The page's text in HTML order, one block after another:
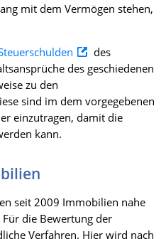
mit dem Vermögen stehen,
des
des geschiedenen
zu den
sind im dem vorgegebenen
einzutragen, damit die
kann.
seit 2009 Immobilien nahe
die Bewertung der
Verfahren. Hier wird nach